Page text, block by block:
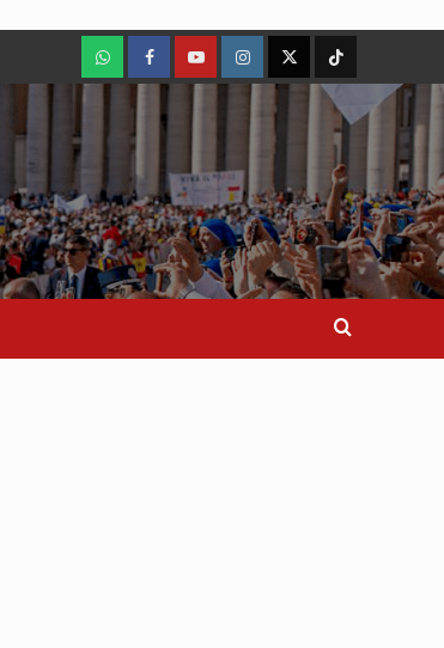
WhatsAppFacebookYoutubeInstagram
X TikTok